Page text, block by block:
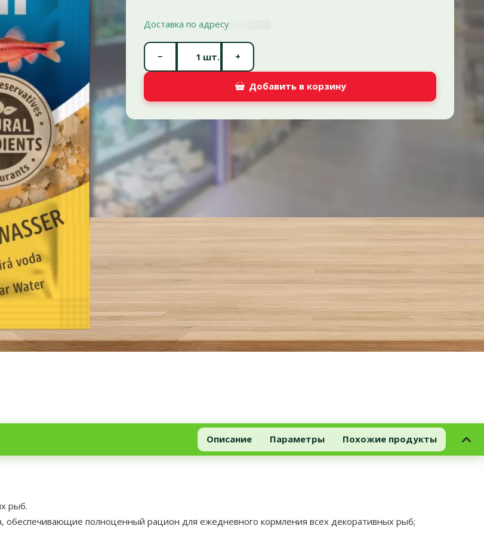
Доставка по адресу
шт.
− +
Добавить в корзину
Описание Параметры Похожие продукты
рыб.
полноценный рацион для ежедневного кормления всех декоративных рыб;